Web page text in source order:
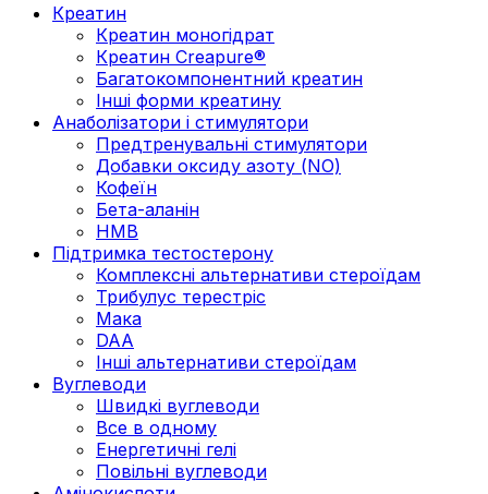
Креатин
Креатин моногідрат
Креатин Creapure®
Багатокомпонентний креатин
Інші форми креатину
Анаболізатори і стимулятори
Предтренувальні стимулятори
Добавки оксиду азоту (NO)
Кофеїн
Бета-аланін
HMB
Підтримка тестостерону
Комплексні альтернативи стероїдам
Трибулус терестріс
Мака
DAA
Інші альтернативи стероїдам
Вуглеводи
Швидкі вуглеводи
Все в одному
Енергетичні гелі
Повільні вуглеводи